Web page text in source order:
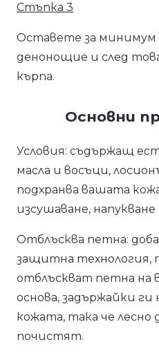
Стъпка 3
Оставете за минимум
денонощие и след
кърпа.
Основни
Условия: съдържащ
масла и восъци,
подхранва вашата
изсушаване,
Отблъсква петна:
защитна технология,
отблъскват петна на
основа, задържайки
кожата, така че лесно
почистят.